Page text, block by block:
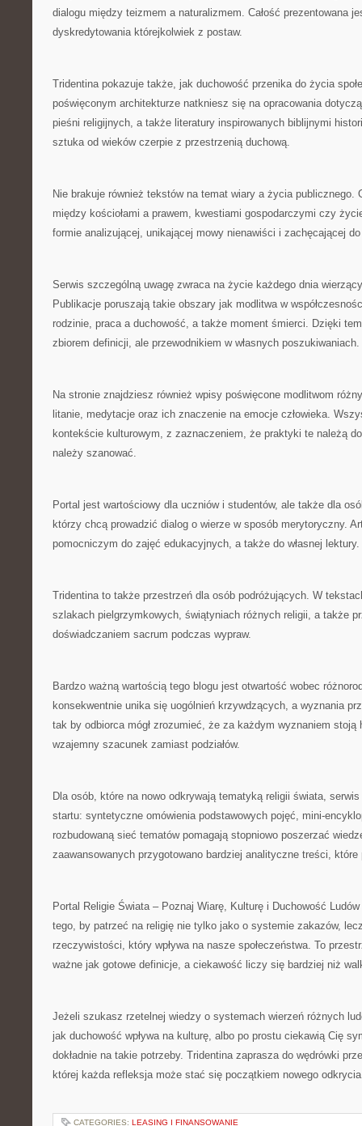
dialogu między teizmem a naturalizmem. Całość prezentowana
dyskredytowania którejkolwiek z postaw.
Tridentina pokazuje także, jak duchowość przenika do życia
poświęconym architekturze natkniesz się na opracowania
pieśni religijnych, a także literatury inspirowanych biblijnymi
sztuka od wieków czerpie z przestrzenią duchową.
Nie brakuje również tekstów na temat wiary a życia publicznego.
między kościołami a prawem, kwestiami gospodarczymi czy
formie analizującej, unikającej mowy nienawiści i zachęcającej
Serwis szczególną uwagę zwraca na życie każdego dnia
Publikacje poruszają takie obszary jak modlitwa w
rodzinie, praca a duchowość, a także moment śmierci. Dzięki
zbiorem definicji, ale przewodnikiem w własnych poszukiwaniach.
Na stronie znajdziesz również wpisy poświęcone modlitwom
litanie, medytacje oraz ich znaczenie na emocje człowieka.
kontekście kulturowym, z zaznaczeniem, że praktyki te należą
należy szanować.
Portal jest wartościowy dla uczniów i studentów, ale także dla
którzy chcą prowadzić dialog o wierze w sposób merytoryczny.
pomocniczym do zajęć edukacyjnych, a także do własnej lektury.
Tridentina to także przestrzeń dla osób podróżujących. W
szlakach pielgrzymkowych, świątyniach różnych religii, a także
doświadczaniem sacrum podczas wypraw.
Bardzo ważną wartością tego blogu jest otwartość wobec
konsekwentnie unika się uogólnień krzywdzących, a wyznania
tak by odbiorca mógł zrozumieć, że za każdym wyznaniem stoją
wzajemny szacunek zamiast podziałów.
Dla osób, które na nowo odkrywają tematyką religii świata,
startu: syntetyczne omówienia podstawowych pojęć, mini-
rozbudowaną sieć tematów pomagają stopniowo poszerzać
zaawansowanych przygotowano bardziej analityczne treści,
Portal Religie Świata – Poznaj Wiarę, Kulturę i Duchowość
tego, by patrzeć na religię nie tylko jako o systemie zakazów,
rzeczywistości, który wpływa na nasze społeczeństwa. To
ważne jak gotowe definicje, a ciekawość liczy się bardziej niż
Jeżeli szukasz rzetelnej wiedzy o systemach wierzeń różnych
jak duchowość wpływa na kulturę, albo po prostu ciekawią Cię
dokładnie na takie potrzeby. Tridentina zaprasza do wędrówki
której każda refleksja może stać się początkiem nowego
CATEGORIES: LEASING I FINANSOWANIE